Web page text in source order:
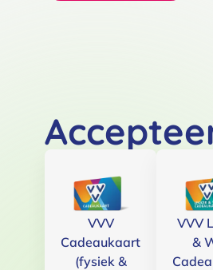
VVV
Cadeaukaart
(fysiek &
VVV
&